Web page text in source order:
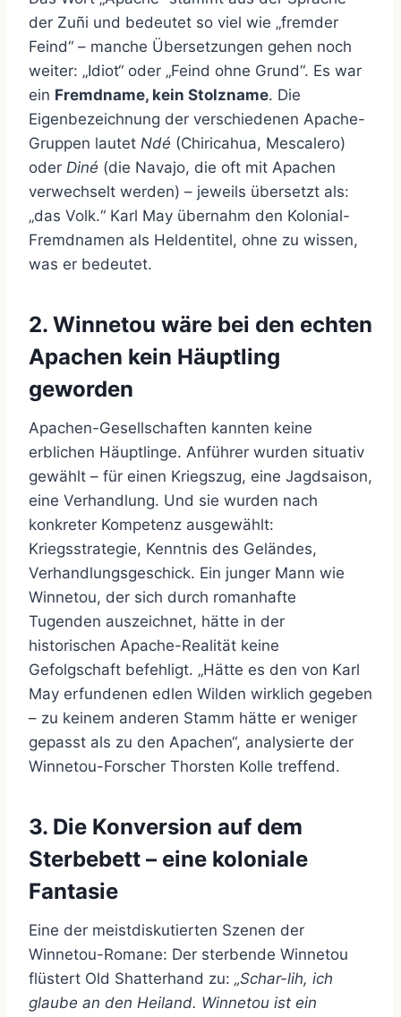
der Zuñi und bedeutet so viel wie „fremder
Feind“ – manche Übersetzungen gehen noch
weiter: „Idiot“ oder „Feind ohne Grund“. Es war
ein Fremdname, kein Stolzname. Die
Eigenbezeichnung der verschiedenen Apache-
Gruppen lautet Ndé (Chiricahua, Mescalero)
oder Diné (die Navajo, die oft mit Apachen
verwechselt werden) – jeweils übersetzt als:
„das Volk.“ Karl May übernahm den Kolonial-
Fremdnamen als Heldentitel, ohne zu wissen,
was er bedeutet.
2. Winnetou wäre bei den echten
Apachen kein Häuptling
geworden
Apachen-Gesellschaften kannten keine
erblichen Häuptlinge. Anführer wurden situativ
gewählt – für einen Kriegszug, eine Jagdsaison,
eine Verhandlung. Und sie wurden nach
konkreter Kompetenz ausgewählt:
Kriegsstrategie, Kenntnis des Geländes,
Verhandlungsgeschick. Ein junger Mann wie
Winnetou, der sich durch romanhafte
Tugenden auszeichnet, hätte in der
historischen Apache-Realität keine
Gefolgschaft befehligt. „Hätte es den von Karl
May erfundenen edlen Wilden wirklich gegeben
– zu keinem anderen Stamm hätte er weniger
gepasst als zu den Apachen“, analysierte der
Winnetou-Forscher Thorsten Kolle treffend.
3. Die Konversion auf dem
Sterbebett – eine koloniale
Fantasie
Eine der meistdiskutierten Szenen der
Winnetou-Romane: Der sterbende Winnetou
flüstert Old Shatterhand zu: „Schar-lih, ich
glaube an den Heiland. Winnetou ist ein